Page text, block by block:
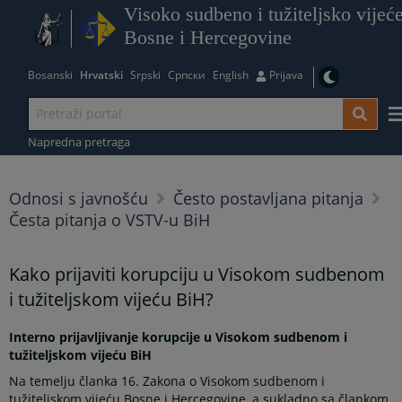
Visoko sudbeno i tužiteljsko
Bosne i Hercegovine
Bosanski Hrvatski Srpski Српски English Prijava
Napredna pretraga
Odnosi s javnošću
Često postavljana pitanja
Česta pitanja o VSTV-u BiH
Kako prijaviti korupciju u Visokom sudbenom
i tužiteljskom vijeću BiH?
Interno prijavljivanje korupcije u Visokom sudbenom i
tužiteljskom vijeću BiH
Na temelju članka 16. Zakona o Visokom sudbenom i